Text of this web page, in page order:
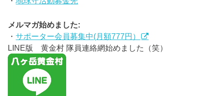
メルマガ始めました:
・サポーター会員募集中(月額777円）
LINE版 黄金村 隊員連絡網始めました（笑）